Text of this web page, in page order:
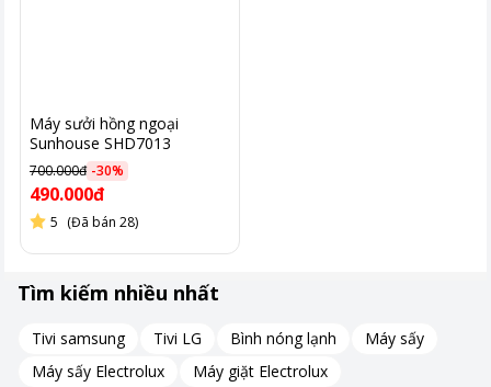
Máy sưởi hồng ngoại
Sunhouse SHD7013
700.000đ -30%
490.000đ
5 (Đã bán 28)
Tìm kiếm nhiều nhất
Tivi samsung Tivi LG Bình nóng lạnh
Máy sấy
Máy sấy Electrolux
Máy giặt Electrolux